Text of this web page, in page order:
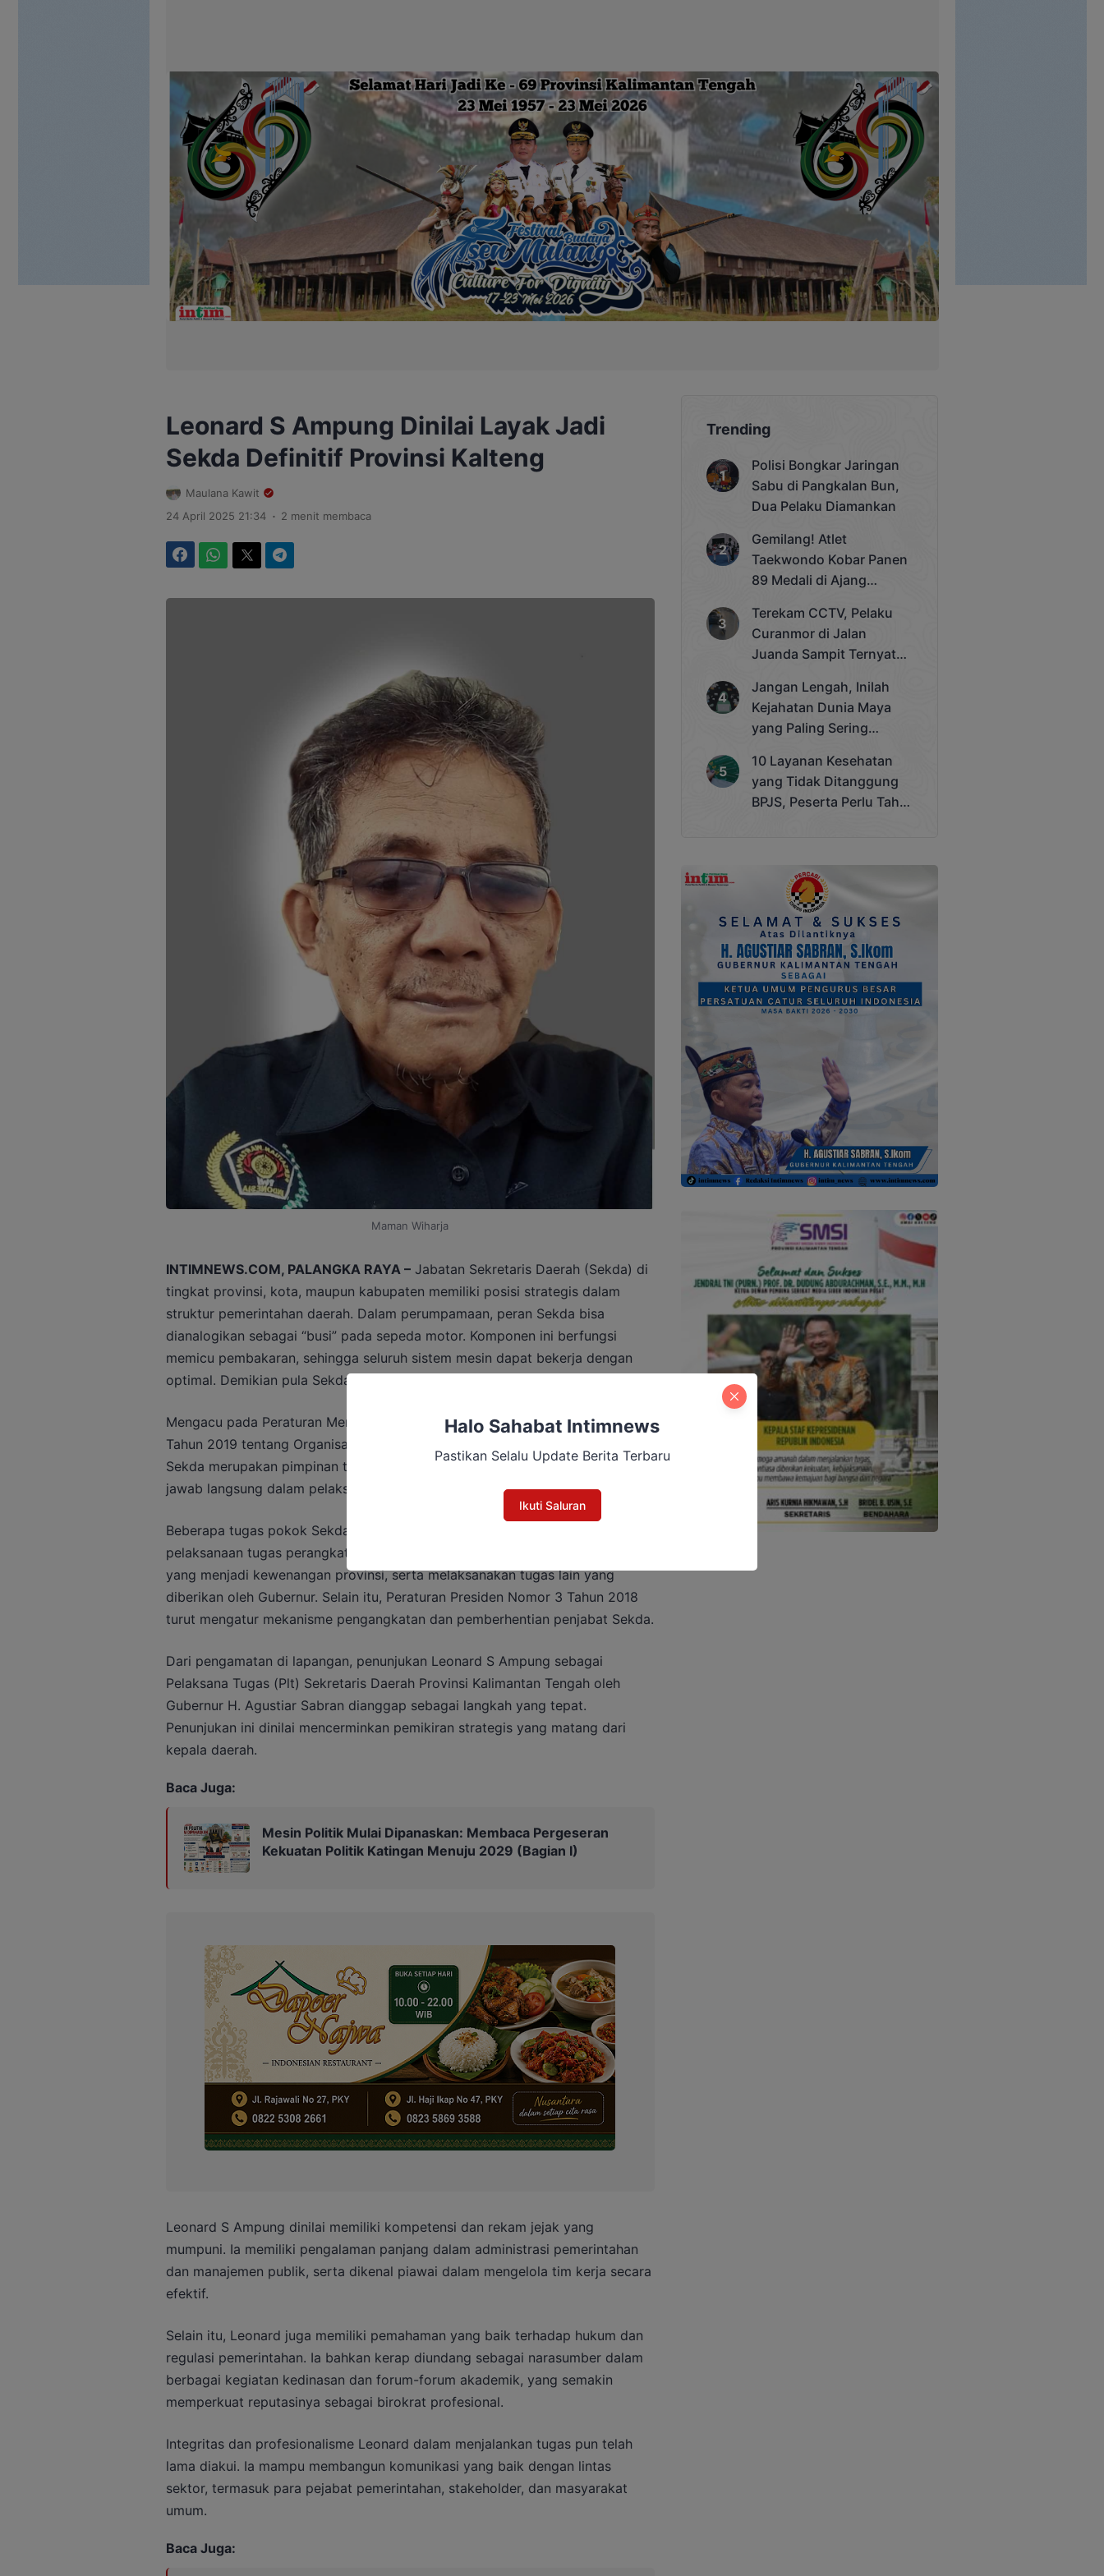
Leonard S Ampung Dinilai Layak Jadi
Sekda Definitif Provinsi Kalteng
Maulana Kawit
24 April 2025 21:34 . 2 menit membaca
Maman Wiharja
INTIMNEWS.COM, PALANGKA RAYA –Jabatan Sekretaris Daerah (Sekda) di
tingkat provinsi, kota, maupun kabupaten memiliki posisi strategis dalam
struktur pemerintahan daerah. Dalam perumpamaan, peran Sekda bisa
dianalogikan sebagai “busi” pada sepeda motor. Komponen ini berfungsi
memicu pembakaran, sehingga seluruh sistem mesin dapat bekerja dengan
optimal. Demikian pula Sekda, menjadi pemicu geraknya roda pemerintahan.
Mengacu pada Peraturan Menteri Dalam Negeri (Permendagri) Nomor 91
Tahun 2019 tentang Organisasi dan Tata Kerja Sekretariat Daerah Provinsi,
Sekda merupakan pimpinan tertinggi perangkat daerah yang bertanggung
jawab langsung dalam pelaksanaan tugas-tugas pemerintahan provinsi.
Beberapa tugas pokok Sekda Provinsi meliputi memimpin dan mengendalikan
pelaksanaan tugas perangkat daerah, mengoordinasikan urusan pemerintahan
yang menjadi kewenangan provinsi, serta melaksanakan tugas lain yang
diberikan oleh Gubernur. Selain itu, Peraturan Presiden Nomor 3 Tahun 2018
turut mengatur mekanisme pengangkatan dan pemberhentian penjabat Sekda.
Dari pengamatan di lapangan, penunjukan Leonard S Ampung sebagai
Pelaksana Tugas (Plt) Sekretaris Daerah Provinsi Kalimantan Tengah oleh
Gubernur H. Agustiar Sabran dianggap sebagai langkah yang tepat.
Penunjukan ini dinilai mencerminkan pemikiran strategis yang matang dari
kepala daerah.
Baca Juga:
Mesin Politik Mulai Dipanaskan: Membaca Pergeseran
Kekuatan Politik Katingan Menuju 2029 (Bagian I)
Leonard S Ampung dinilai memiliki kompetensi dan rekam jejak yang
mumpuni. Ia memiliki pengalaman panjang dalam administrasi pemerintahan
dan manajemen publik, serta dikenal piawai dalam mengelola tim kerja secara
efektif.
Selain itu, Leonard juga memiliki pemahaman yang baik terhadap hukum dan
regulasi pemerintahan. Ia bahkan kerap diundang sebagai narasumber dalam
berbagai kegiatan kedinasan dan forum-forum akademik, yang semakin
memperkuat reputasinya sebagai birokrat profesional.
Integritas dan profesionalisme Leonard dalam menjalankan tugas pun telah
lama diakui. Ia mampu membangun komunikasi yang baik dengan lintas
sektor, termasuk para pejabat pemerintahan, stakeholder, dan masyarakat
umum.
Baca Juga:
Trending
Polisi Bongkar Jaringan
Sabu di Pangkalan Bun,
Dua Pelaku Diamankan
Gemilang! Atlet
Taekwondo Kobar Panen
89 Medali di Ajang
Cup 2025
Terekam CCTV, Pelaku
Curanmor di Jalan
Juanda Sampit Ternyata
Jangan Lengah, Inilah
Kejahatan Dunia Maya
yang Paling Sering
10 Layanan Kesehatan
yang Tidak Ditanggung
BPJS, Peserta Perlu Tahu
Halo Sahabat Intimnews
Pastikan Selalu Update Berita Terbaru
Ikuti Saluran